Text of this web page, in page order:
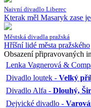
Naivní divadlo Liberec
Kterak měl Masaryk zase
Městská divadla pražská
Hříšní lidé města pražského
Obsazení připravovaných
Lenka Vagnerová &
Divadlo loutek - Velký
Divadlo Alfa - Dlouhý,
Dejvické divadlo -